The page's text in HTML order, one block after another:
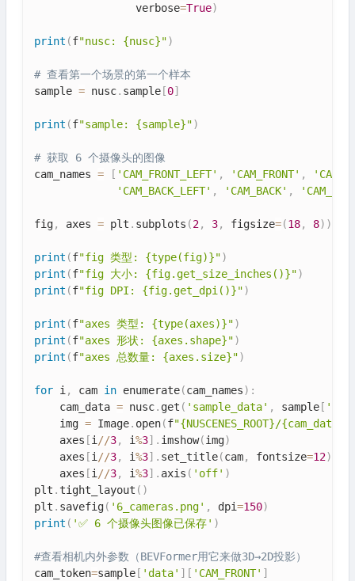
                verbose
=True)
print (f"nusc: {nusc}")
# 查看第一个场景的第一个样本
sample = nusc. sample [0]
print (f"sample: {sample}")
# 获取 6 个摄像头的图像
cam_names = [ 'CAM_FRONT_LEFT' , 'CAM_FRONT' ,
'CAM_BACK_LEFT' , 'CAM_BACK' ,
fig, axes = plt . subplots (2, 3, figsize=(18, 8) )
print (f"fig 类型: {type(fig)}")
print (f"fig 大小: {fig.get_size_inches()}")
print (f"fig DPI: {fig.get_dpi()}")
print (f"axes 类型: {type(axes)}")
print (f"axes 形状: {axes.shape}")
print (f"axes 总数量: {axes.size}")
for i, cam in enumerate(cam_names) :
    cam_data
= nusc. get ( 'sample_data' , sample [
    img
= Image. open(f"{NUSCENES_ROOT}/
    axes
[i//3, i%3] . imshow(img)
    axes
[i//3, i%3] . set_title(cam, fontsize=12)
    axes
[i//3, i%3] . axis ( 'off' )
plt . tight_layout ( )
plt . savefig( '6_cameras.png' , dpi=150)
print ( '✅ 6 个摄像头图像已保存' )
#查看相机内外参数（BEVFormer用它来做3D→2D投影）
cam_token=sample [ 'data' ] [ 'CAM_FRONT' ]